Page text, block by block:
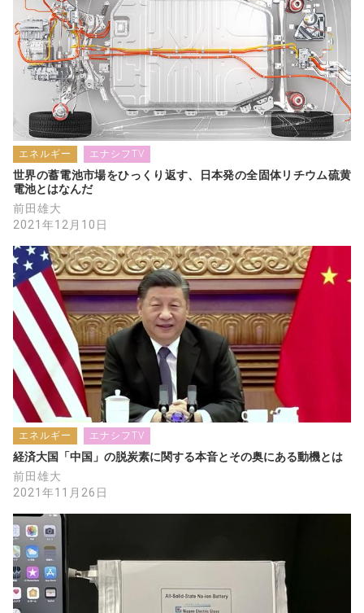
エネルギー エナシフTV
世界の蓄電池市場をひっくり返す、日本発の全固体リチウム硫黄
電池とはなんだ
前田雄大
2021年12月10日
エネルギー エナシフTV
経済大国「中国」の脱炭素に関する本音とその奥にある動機とは
前田雄大
2021年11月26日